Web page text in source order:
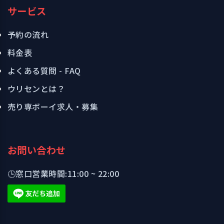
サービス
予約の流れ
料金表
よくある質問 - FAQ
ウリセンとは？
売り専ボーイ求人・募集
お問い合わせ
🕒窓口営業時間:11:00 ~ 22:00